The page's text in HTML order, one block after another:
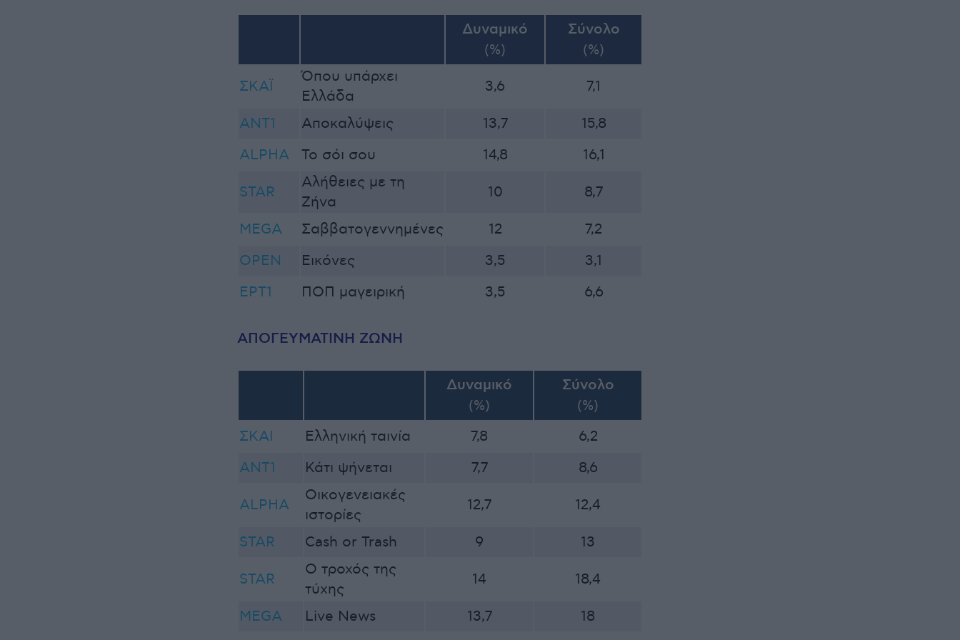
Δυναμικό
(%)
Σύνολο
(%)
ΣΚΑΪ
Όπου υπάρχει
Ελλάδα
3,6 7,1
ΑΝΤ1 Αποκαλύψεις 13,7
15,8
ALPHA
Το σόι σου 14,8 16,1
STAR
Αλήθειες με τη
Ζήνα
10 8,7
MEGA Σαββατογεννημένες 12
7,2
OPEN
Εικόνες 3,5
3,1
ΕΡΤ1
ΠΟΠ μαγειρική 3,5 6,6
ΑΠΟΓΕΥΜΑΤΙΝΗ ΖΩΝΗ
Δυναμικό
(%)
Σύνολο
(%)
ΣΚΑΙ
Ελληνική ταινία 7,8
6,2
ΑNT1
Κάτι ψήνεται 7,7 8,6
ALPHA
Οικογενειακές
ιστορίες
12,7 12,4
STAR Cash or Trash 9 13
STAR
Ο τροχός της
τύχης
14 18,4
MEGA Live News 13,7
18